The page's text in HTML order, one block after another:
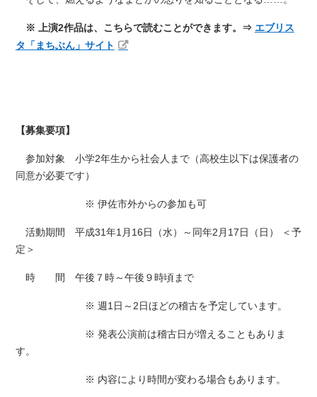
※ 上演2作品は、こちらで読むことができます。⇒ エブリス
タ「まちぶん」サイト
【募集要項】
参加対象 小学2年生から社会人まで（高校生以下は保護者の
同意が必要です）
※ 伊佐市外からの参加も可
活動期間 平成31年1月16日（水）～同年2月17日（日） ＜予
定＞
時 間 午後７時～午後９時頃まで
※ 週1日～2日ほどの稽古を予定しています。
※ 発表公演前は稽古日が増えることもありま
す。
※ 内容により時間が変わる場合もあります。